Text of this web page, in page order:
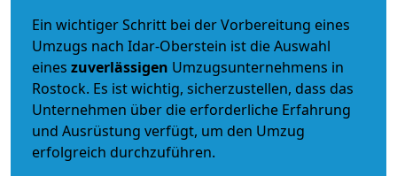
Ein wichtiger Schritt bei der Vorbereitung eines
Umzugs nach Idar-Oberstein ist die Auswahl
eines zuverlässigen Umzugsunternehmens in
Rostock. Es ist wichtig, sicherzustellen, dass das
Unternehmen über die erforderliche Erfahrung
und Ausrüstung verfügt, um den Umzug
erfolgreich durchzuführen.